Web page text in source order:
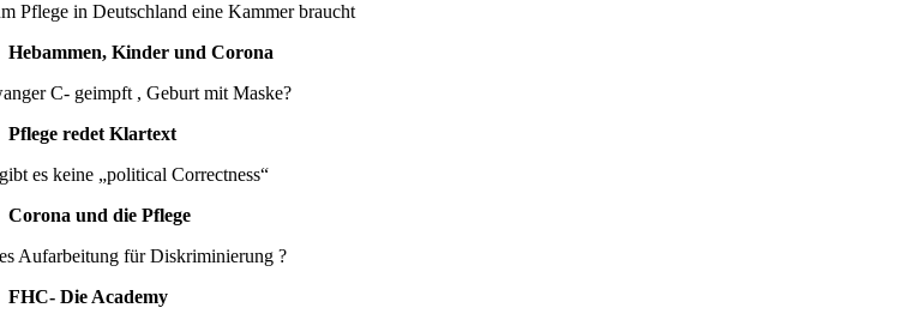
Pflege in Deutschland eine Kammer braucht
Hebammen, Kinder und Corona
C- geimpft , Geburt mit Maske?
Pflege redet Klartext
es keine „political Correctness“
Corona und die Pflege
Aufarbeitung für Diskriminierung ?
FHC- Die Academy